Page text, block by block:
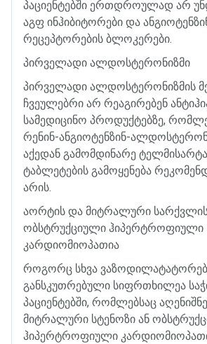
პაციენტებში ერთდროულად არ
აგფ ინჰიბიტორები და
რეცეპტორების ბლოკერები.
პირველადი ალდოსტერონიზმი
პირველადი ალდოსტერონიზმის
ჩვეულებრი არ რეაგირებენ
სამედიცინო პროდუქტებზე,
რენინ-ანგიოტენზინ-
აქედან გამომდინარე
ტაბლეტების გამოყენება
არის.
აორტის და მიტრალური
ობსტრუქციული ჰიპერტროფიული
კარდიომიოპათია
როგორც სხვა
განსკუთრებული სიფრთხილეა
პაციენტებში, რომლებსაც
მიტრალური სტენოზი ან
ჰიპერტროფიული